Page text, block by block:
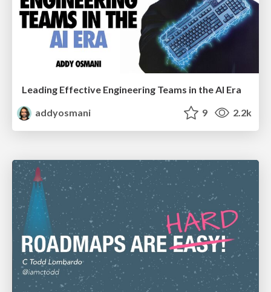
Leading Effective Engineering Teams in the AI Era
addyosmani
9 2.2k